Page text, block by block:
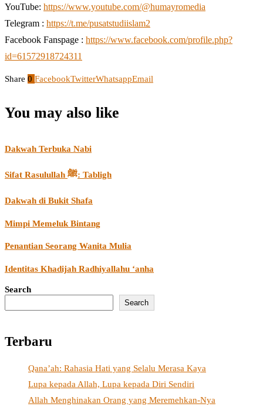
YouTube: https://www.youtube.com/@humayromedia
Telegram : https://t.me/pusatstudiislam2
Facebook Fanspage : https://www.facebook.com/profile.php?
id=61572918724311
Share 0 FacebookTwitterWhatsappEmail
You may also like
Dakwah Terbuka Nabi
Sifat Rasulullah ﷺ: Tabligh
Dakwah di Bukit Shafa
Mimpi Memeluk Bintang
Penantian Seorang Wanita Mulia
Identitas Khadijah Radhiyallahu ‘anha
Search
Search
Terbaru
Qana’ah: Rahasia Hati yang Selalu Merasa Kaya
Lupa kepada Allah, Lupa kepada Diri Sendiri
Allah Menghinakan Orang yang Meremehkan-Nya